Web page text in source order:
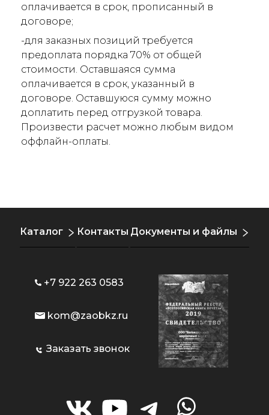
оплачивается в срок, прописанный в
договоре;
-для заказных позиций требуется
предоплата порядка 70% от общей
стоимости. Оставшаяся сумма
оплачивается в срок, указанный в
договоре. Оставшуюся сумму можно
доплатить перед отгрузкой товара.
Произвести расчет можно любым видом
оффлайн-оплаты.
Каталог Контакты Документы и файлы
+7 922 263 0583
kom@zaobkz.ru
Заказать звонок